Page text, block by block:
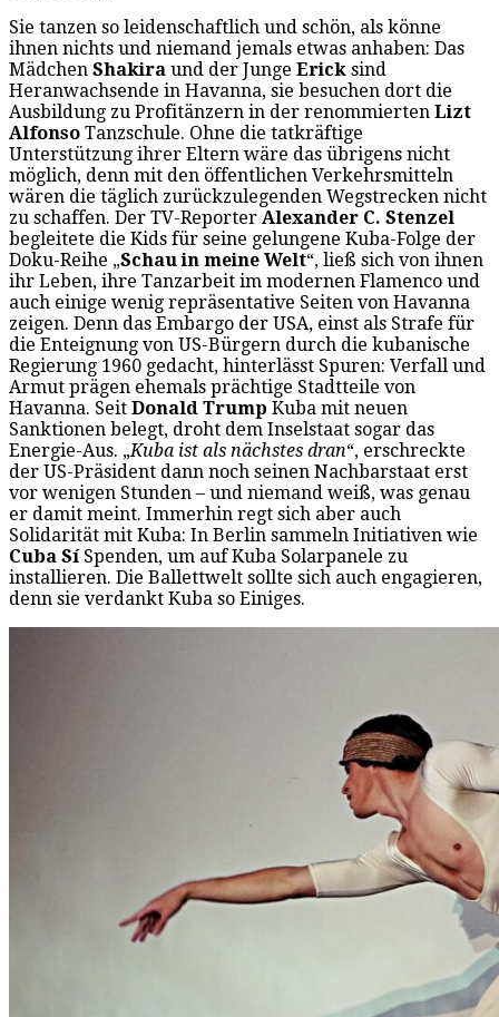
Sie tanzen so leidenschaftlich und schön, als könne
ihnen nichts und niemand jemals etwas anhaben: Das
Mädchen Shakira und der Junge Erick sind
Heranwachsende in Havanna, sie besuchen dort die
Ausbildung zu Profitänzern in der renommierten Lizt
Alfonso Tanzschule. Ohne die tatkräftige
Unterstützung ihrer Eltern wäre das übrigens nicht
möglich, denn mit den öffentlichen Verkehrsmitteln
wären die täglich zurückzulegenden Wegstrecken nicht
zu schaffen. Der TV-Reporter Alexander C. Stenzel
begleitete die Kids für seine gelungene Kuba-Folge der
Doku-Reihe „Schau in meine Welt“, ließ sich von ihnen
ihr Leben, ihre Tanzarbeit im modernen Flamenco und
auch einige wenig repräsentative Seiten von Havanna
zeigen. Denn das Embargo der USA, einst als Strafe für
die Enteignung von US-Bürgern durch die kubanische
Regierung 1960 gedacht, hinterlässt Spuren: Verfall und
Armut prägen ehemals prächtige Stadtteile von
Havanna. Seit Donald Trump Kuba mit neuen
Sanktionen belegt, droht dem Inselstaat sogar das
Energie-Aus. „Kuba ist als nächstes dran“, erschreckte
der US-Präsident dann noch seinen Nachbarstaat erst
vor wenigen Stunden – und niemand weiß, was genau
er damit meint. Immerhin regt sich aber auch
Solidarität mit Kuba: In Berlin sammeln Initiativen wie
Cuba SíSpenden, um auf Kuba Solarpanele zu
installieren. Die Ballettwelt sollte sich auch engagieren,
denn sie verdankt Kuba so Einiges.